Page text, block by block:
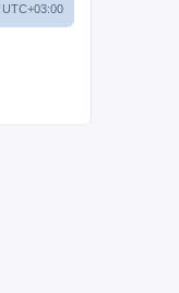
UTC+03:00